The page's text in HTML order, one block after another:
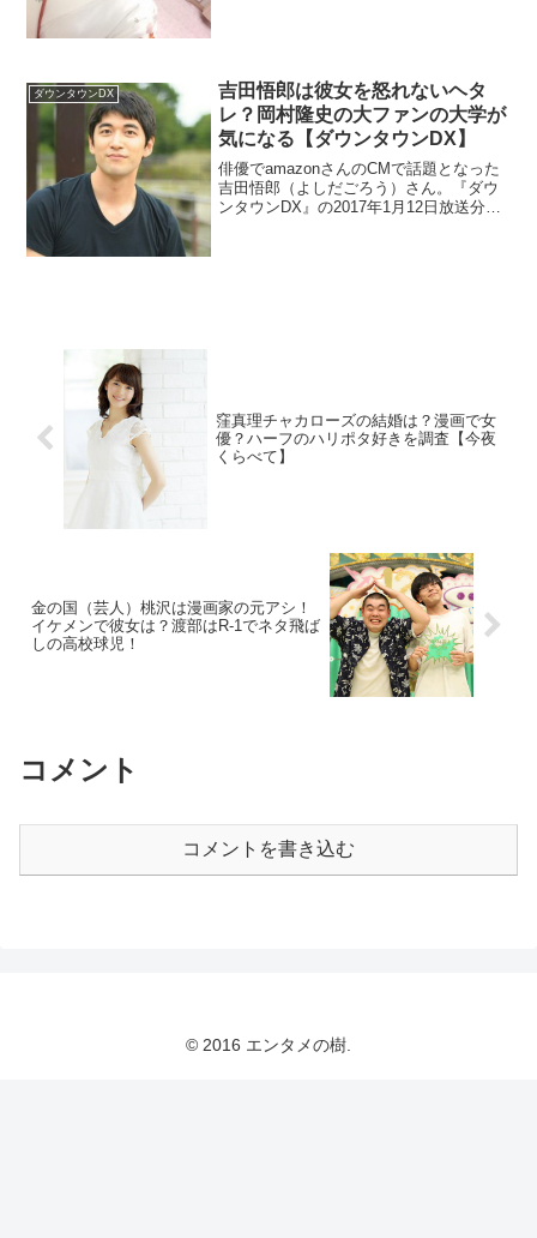
ダウンタウンDX
吉田悟郎は彼女を怒れないヘタ
レ？岡村隆史の大ファンの大学が
気になる【ダウンタウンDX】
俳優でamazonさんのCMで話題となった
吉田悟郎（よしだごろう）さん。『ダウ
ンタウンDX』の2017年1月12日放送分に
窪真理チャカローズの結婚は？漫画で女
優？ハーフのハリポタ好きを調査【今夜
くらべて】
金の国（芸人）桃沢は漫画家の元アシ！
イケメンで彼女は？渡部はR-1でネタ飛ば
しの高校球児！
コメント
コメントを書き込む
© 2016 エンタメの樹.